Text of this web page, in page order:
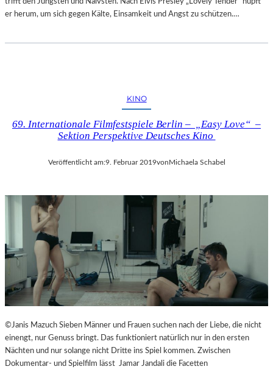
er herum, um sich gegen Kälte, Einsamkeit und Angst zu schützen.…
KINO
69. Internationale Filmfestspiele Berlin – „Easy Love“ –
Sektion Perspektive Deutsches Kino
Veröffentlicht am:9. Februar 2019vonMichaela Schabel
©Janis Mazuch Sieben Männer und Frauen suchen nach der Liebe, die nicht
einengt, nur Genuss bringt. Das funktioniert natürlich nur in den ersten
Nächten und nur solange nicht Dritte ins Spiel kommen. Zwischen
Dokumentar- und Spielfilm lässt Jamar Jandali die Facetten